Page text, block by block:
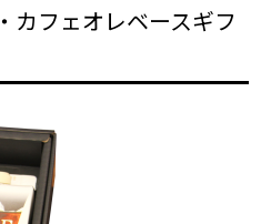
カフェオレベースギフ